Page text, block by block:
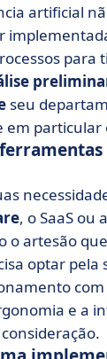
artificial
para
seu
particular
, o SaaS ou
o artesão
optar pela
e a